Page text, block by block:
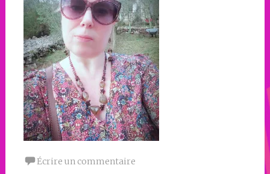
Écrire un commentaire